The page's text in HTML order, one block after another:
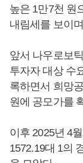
높은 1만7천 원
내림세를 보이
앞서 나우로보
투자자 대상 수
록하면서 희망
원에 공모가를
이후 2025년 4
1572.19대 1의